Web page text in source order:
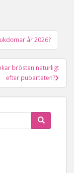
år 2026?
brösten naturligt
efter puberteten?